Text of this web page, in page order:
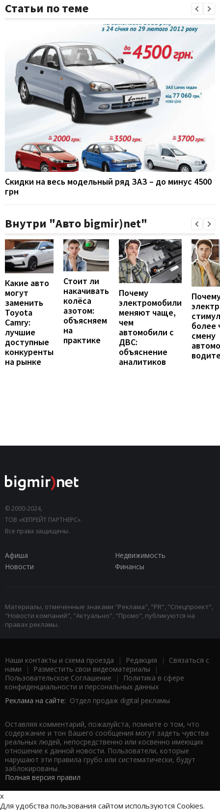
Статьи по теме
Скидки на весь модельный ряд ЗАЗ – до минус 4500
грн
Внутри "Авто bigmir)net"
Какие авто
могут
заменить
Toyota
Camry:
лучшие
доступные
конкуренты
на рынке
Стоит ли
накачивать
колёса
азотом:
объясняем
на
практике
Почему
электромобили
меняют чаще,
чем
автомобили с
ДВС:
объяснение
аналитиков
более
смену
© 2000-2024,
ТОВ «КЕПРЕЙТ ПАРТНЕРС».
Все права защищены.
Афиша
Недвижимость
Новости
Финансы
Материалы, отмеченные знаками "Реклама", "PR", "Спецпроект",
"Новости компаний", "Актуально", "Промо", публикуются на
правах рекламы.
Наши контакты и схема проезда | Редакция | Связаться с
нами | Разместить свои видеоматериалы |
Пользовательское Соглашение |
Политика в сфере
конфиденциальности и персональных данных
Реклама на сайте: Отдел продаж digital рекламы
Оставляя комментарий, пожалуйста, помните о том, что
содержание и тон Вашего сообщения могут задеть чувства
реальных людей, непосредственно или косвенно имеющих
отношение к данной новости. Пользователи, которые
нарушают эти правила грубо или систематически, будут
заблокированы.
Полная версия правил
x
Для удобства пользования сайтом используются Cookies.